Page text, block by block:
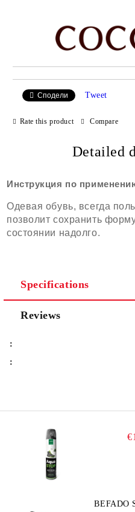
Сподели Tweet
Rate this product Compare
Detailed
Инструкция по
Одевая обувь, всегда
позволит сохранить
состоянии надолго.
Specifications
Reviews
:
:
BEFADO